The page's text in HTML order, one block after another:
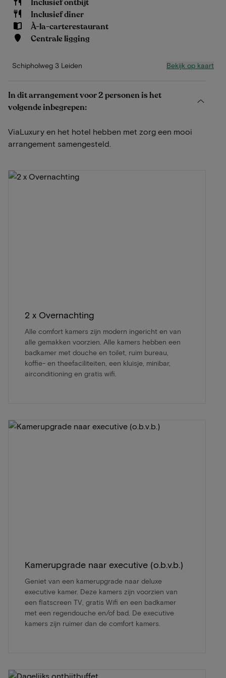
Inclusief ontbijt
Inclusief diner
À-la-carterestaurant
Centrale ligging
Schipholweg 3 Leiden Bekijk op kaart
In dit arrangement voor 2 personen is het
volgende inbegrepen:
ViaLuxury en het hotel hebben met zorg een mooi
arrangement samengesteld.
2 x Overnachting
Alle comfort kamers zijn modern ingericht en van
alle gemakken voorzien. Alle kamers hebben een
badkamer met douche en toilet, ruim bureau,
koffie- en theefaciliteiten, een kluisje, minibar,
airconditioning en gratis wifi.
Kamerupgrade naar executive (o.b.v.b.)
Geniet van een kamerupgrade naar deluxe
executive kamer. Deze kamers zijn voorzien van
een flatscreen TV, gratis Wifi en een badkamer
met een regendouche en/of bad. De executive
kamers zijn ruimer dan de comfort kamers.